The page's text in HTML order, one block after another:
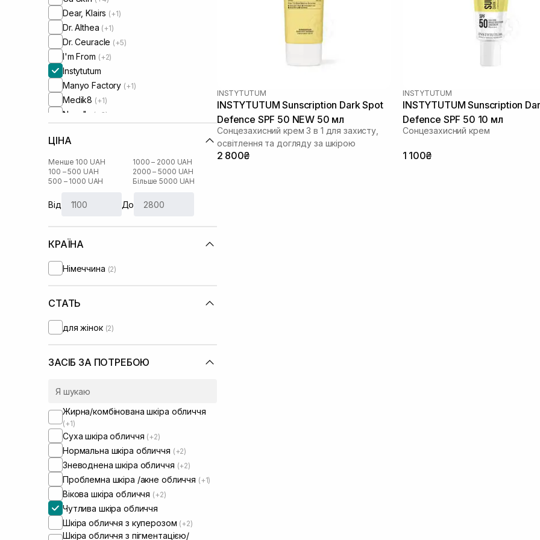
Dear, Klairs (+1)
Dr. Althea (+1)
Dr. Ceuracle (+5)
I'm From (+2)
Instytutum
Manyo Factory (+1)
Medik8 (+1)
Needly (+3)
Purito
Round Lab
Skin1004
UIQ(+1)
WhoCares
ЦІНА
Менше 100 UAH
100 – 500 UAH
500 – 1000 UAH
1000 – 2000 UAH
2000 – 5000 UAH
Більше 5000 UAH
Від До
КРАЇНА
Німеччина (2)
СТАТЬ
для жінок (2)
ЗАСІБ ЗА ПОТРЕБОЮ
Жирна/комбінована шкіра обличчя
(+1)
Суха шкіра обличчя (+2)
Нормальна шкіра обличчя (+2)
Зневоднена шкіра обличчя (+2)
Проблемна шкіра /акне обличчя (+1)
Вікова шкіра обличчя (+2)
Чутлива шкіра обличчя
Шкіра обличчя з куперозом (+2)
Шкіра обличчя з пігментацією/
INSTYTUTUM
INSTYTUTUM Sunscription Dark Spot
Defence SPF 50 NEW 50 мл
Сонцезахисний крем 3 в 1 для захисту,
освітлення та догляду за шкірою
2 800₴
INSTYTUTUM
INSTYTUTUM Sunscription
Defence SPF 50 10 мл
Сонцезахисний крем
1 100₴